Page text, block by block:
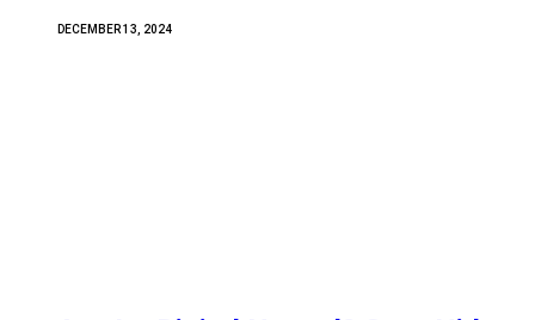
DECEMBER 13, 2024